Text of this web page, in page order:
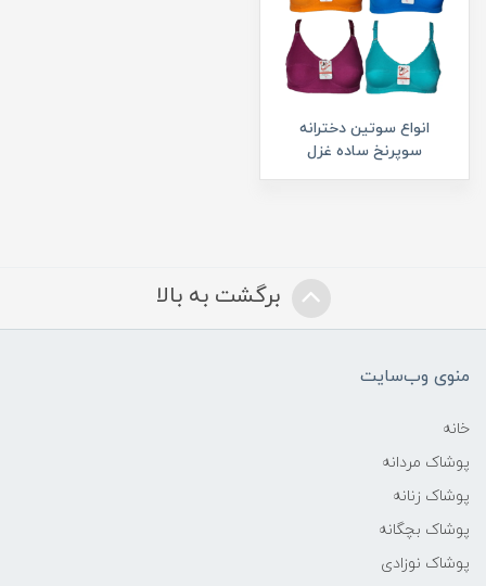
انواع سوتین دخترانه
سوپرنخ ساده غزل
برگشت به بالا
منوی وب‌سایت
خانه
پوشاک مردانه
پوشاک زنانه
پوشاک بچگانه
پوشاک نوزادی